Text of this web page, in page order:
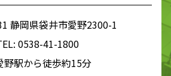
静岡県袋井市愛野2300-1
0538-41-1800
野駅から徒歩約15分